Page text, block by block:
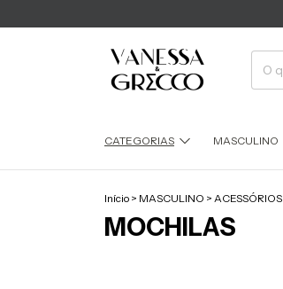
CATEGORIAS MASCULINO
Início > MASCULINO > ACESSÓRIOS
MOCHILAS